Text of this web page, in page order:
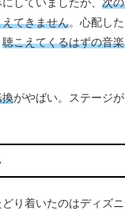
していましたが、 次
てきません。心配し
聴こえてくるはずの音
換がやばい。ステージ
り着いたのはディズ